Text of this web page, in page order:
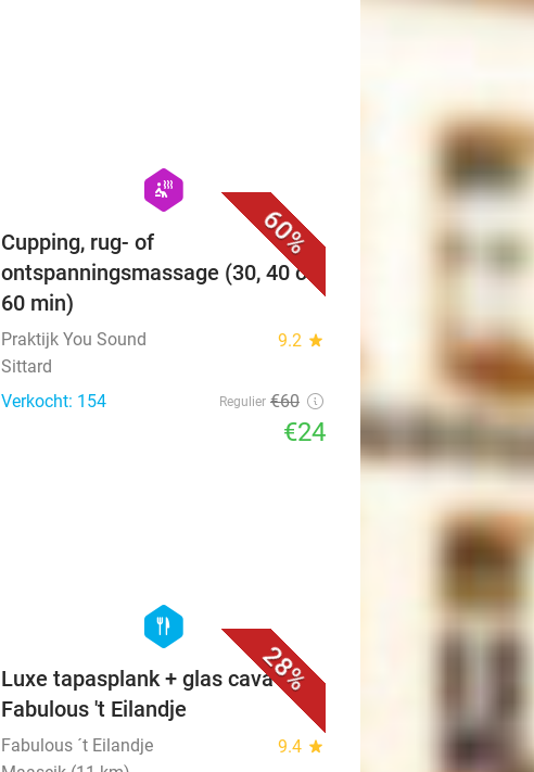
60%
hexagon
wellness
Cupping, rug- of
ontspanningsmassage (30, 40 of
60 min)
Praktijk You Sound 9.2 star
Sittard
Verkocht: 154
Regulier €60
€24
28%
hexagon
food
Luxe tapasplank + glas cava bij
Fabulous 't Eilandje
Fabulous ´t Eilandje 9.4 star